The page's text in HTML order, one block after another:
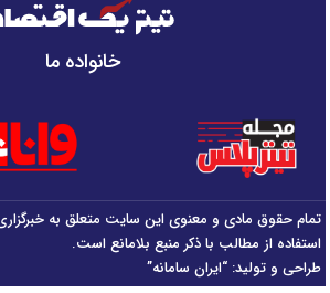
خانواده ما
تمام حقوق مادی و معنوی این سایت متعلق به
استفاده از مطالب با ذکر منبع بلامانع است.
طراحی و تولید: “ایران سامانه”